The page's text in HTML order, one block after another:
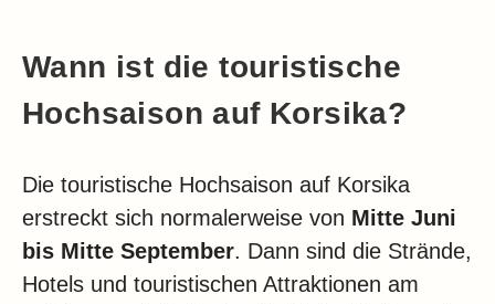
Wann ist die touristische
Hochsaison auf Korsika?
Die touristische Hochsaison auf Korsika
erstreckt sich normalerweise von Mitte Juni
bis Mitte September. Dann sind die Strände,
Hotels und touristischen Attraktionen am